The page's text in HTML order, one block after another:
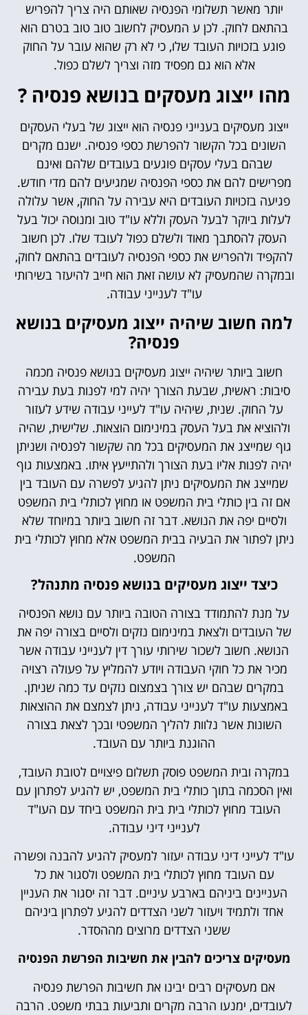
יותר מאשר תשלומי הפנסיה שאותם היה צריך להפריש
בהתאם לחוק. לכן ע המעסיק לחשוב טוב טוב בטרם הוא
פוגע בזכויות העובד שלו, כי לא רק שהוא עובר על החוק
אלא הוא גם מפסיד מזה וצריך לשלם כפול.
מהו ייצוג מעסקים בנושא פנסיה ?
ייצוג מעסיקים בענייני פנסיה הוא ייצוג של בעלי העסקים
השונים בכל הקשור להפרשת כספי פנסיה. ישנם מקרים
שבהם בעלי עסקים פוגעים בעובדים שלהם ואינם
מפרישים להם את כספי הפנסיה שמגיעים להם מדי חודש.
פגיעה בזכויות העובדים היא עבירה על החוק, אשר עלולה
לעלות ביוקר לבעל העסק וללא עו"ד טוב ומנוסה יכול בעל
העסק להסתבך מאוד ולשלם כפול לעובד שלו. לכן חשוב
להקפיד ולהפריש את כספי הפנסיה לעובדים בהתאם לחוק,
ובמקרה שהמעסיק לא עושה זאת הוא חייב להיעזר בשירותי
עו"ד לענייני עבודה.
למה חשוב שיהיה ייצוג מעסיקים בנושא
פנסיה?
חשוב ביותר שיהיה ייצוג מעסיקים בנושא פנסיה מכמה
סיבות: ראשית, שבעת הצורך יהיה למי לפנות בעת עבירה
על החוק. שנית, שיהיה עו"ד לעייני עבודה שידע לעזור
ולהוציא את בעל העסק במינימום הוצאות. שלישית, שהיה
גוף שמייצג את המעסיקים בכל מה שקשור לפנסיה ושניתן
יהיה לפנות אליו בעת הצורך ולהתייעץ איתו. באמצעות גוף
שמייצג את המעסיקים ניתן להגיע לפשרה עם העובד בין
אם זה בין כותלי בית המשפט או מחוץ לכותלי בית המשפט
ולסיים יפה את הנושא. דבר זה חשוב ביותר במיוחד שלא
ניתן לפתור את הבעיה בבית המשפט אלא מחוץ לכותלי בית
המשפט.
כיצד ייצוג מעסיקים בנושא פנסיה מתנהל?
על מנת להתמודד בצורה הטובה ביותר עם נושא הפנסיה
של העובדים ולצאת במינימום נזקים ולסיים בצורה יפה את
הנושא. חשוב לשכור שירותי עורך דין לענייני עבודה אשר
מכיר את כל חוקי העבודה ויודע להמליץ על פעולה רצויה
במקרים שבהם יש צורך בצמצום נזקים עד כמה שניתן.
באמצעות עו"ד לענייני עבודה, ניתן לצמצם את ההוצאות
השונות אשר נלוות להליך המשפטי ובכך לצאת בצורה
ההוגנת ביותר עם העובד.
במקרה ובית המשפט פוסק תשלום פיצויים לטובת העובד,
ואין הסכמה בתוך כותלי בית המשפט, יש להגיע לפתרון עם
העובד מחוץ לכותלי בית בית המשפט ביחד עם העו"ד
לענייני דיני עבודה.
עו"ד לעייני דיני עבודה יעזור למעסיק להגיע להבנה ופשרה
עם העובד מחוץ לכותלי בית המשפט ולסגור את כל
העניינים ביניהם בארבע עיניים. דבר זה יסגור את העניין
אחד ולתמיד ויעזור לשני הצדדים להגיע לפתרון ביניהם
ששני הצדדים מרוצים מההסדר.
מעסיקים צריכים להבין את חשיבות הפרשת הפנסיה
אם מעסיקים רבים יבינו את חשיבות הפרשת פנסיה
לעובדים, ימנעו הרבה מקרים ותביעות בבתי משפט. הרבה